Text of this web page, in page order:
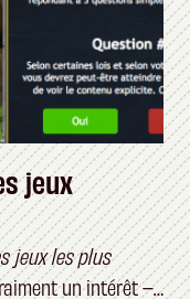
jeux
jeux les plus
un intérêt –